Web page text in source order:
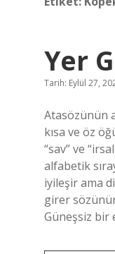
Yer
Tarih: Eylül 27,
Atasözünün
kısa ve öz
“sav” ve
alfabetik
iyileşir ama
girer
Güneşsiz bir